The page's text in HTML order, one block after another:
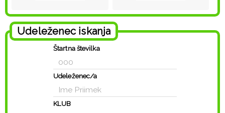
Udeleženec iskanja
Štartna številka
Udeleženec/a
KLUB